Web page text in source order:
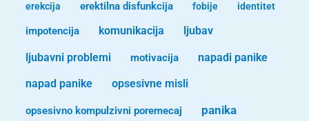
erekcija erektilna disfunkcija fobije identitet
impotencija komunikacija ljubav
ljubavni problemi motivacija napadi panike
napad panike opsesivne misli
opsesivno kompulzivni poremecaj panika